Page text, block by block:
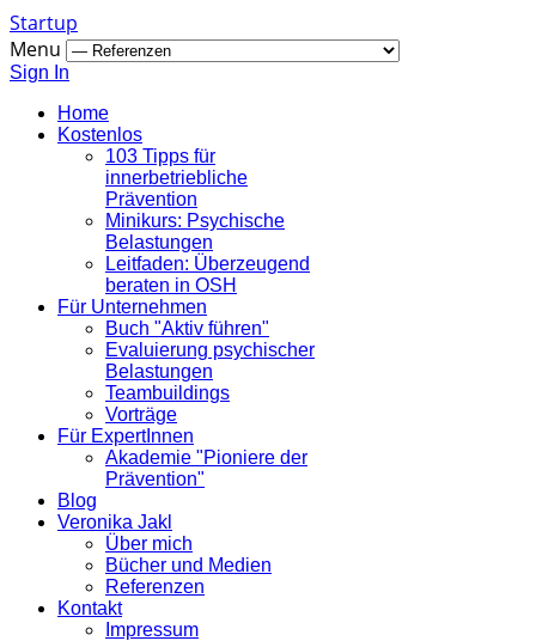
Startup
Menu
Sign In
Home
Kostenlos
103 Tipps für
innerbetriebliche
Prävention
Minikurs: Psychische
Belastungen
Leitfaden: Überzeugend
beraten in OSH
Für Unternehmen
Buch "Aktiv führen"
Evaluierung psychischer
Belastungen
Teambuildings
Vorträge
Für ExpertInnen
Akademie "Pioniere der
Prävention"
Blog
Veronika Jakl
Über mich
Bücher und Medien
Referenzen
Kontakt
Impressum